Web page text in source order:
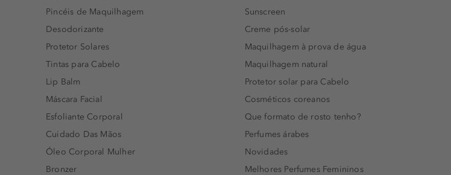
Pincéis de Maquilhagem
Desodorizante
Protetor Solares
Tintas para Cabelo
Lip Balm
Máscara Facial
Esfoliante Corporal
Cuidado Das Mãos
Óleo Corporal Mulher
Bronzer
Sunscreen
Creme pós-solar
Maquilhagem à prova de água
Maquilhagem natural
Protetor solar para Cabelo
Cosméticos coreanos
Que formato de rosto tenho?
Perfumes árabes
Novidades
Melhores Perfumes Femininos